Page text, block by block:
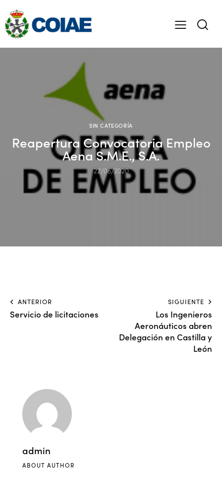
SIN CATEGORÍA
Reapertura Convocatoria Empleo
Aena S.M.E., S.A.
22/06/2020
ANTERIOR
Servicio de licitaciones
SIGUIENTE
Los Ingenieros
Aeronáuticos abren
Delegación en Castilla y
León
admin
ABOUT AUTHOR